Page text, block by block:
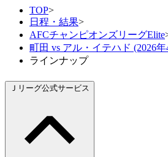
TOP>
日程・結果>
AFCチャンピオンズリーグElite
町田 vs アル・イテハド (2026
ラインナップ
Ｊリーグ公式サービス